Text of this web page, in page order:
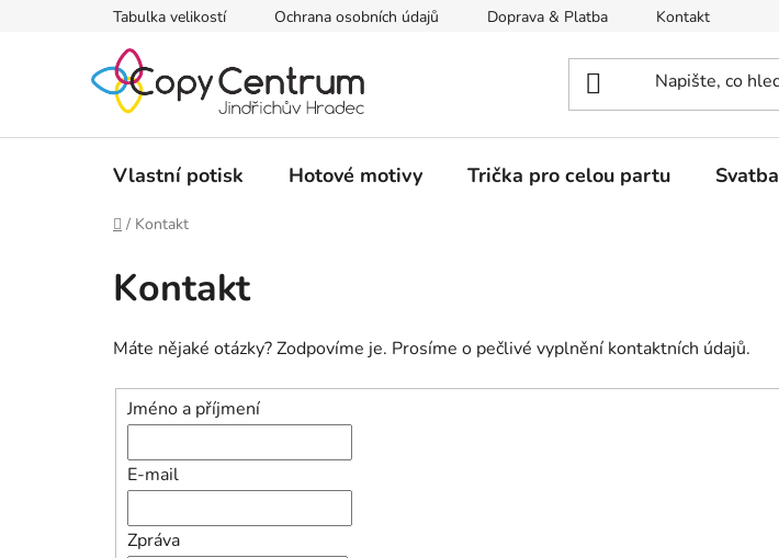
Tabulka velikostí Ochrana osobních údajů Doprava & Platba Kontakt
Vlastní potisk Hotové motivy Trička pro celou partu Svatba
Domů
/ Kontakt
Kontakt
Máte nějaké otázky? Zodpovíme je. Prosíme o pečlivé vyplnění kontaktních údajů.
Jméno a příjmení
E-mail
Zpráva